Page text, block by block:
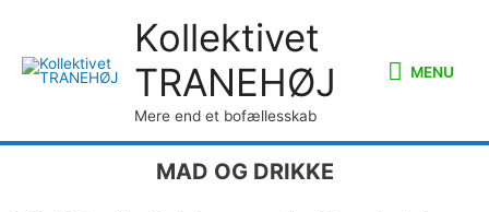
Kollektivet
TRANEHØJ
Mere end et bofællesskab
MENU
MAD OG DRIKKE